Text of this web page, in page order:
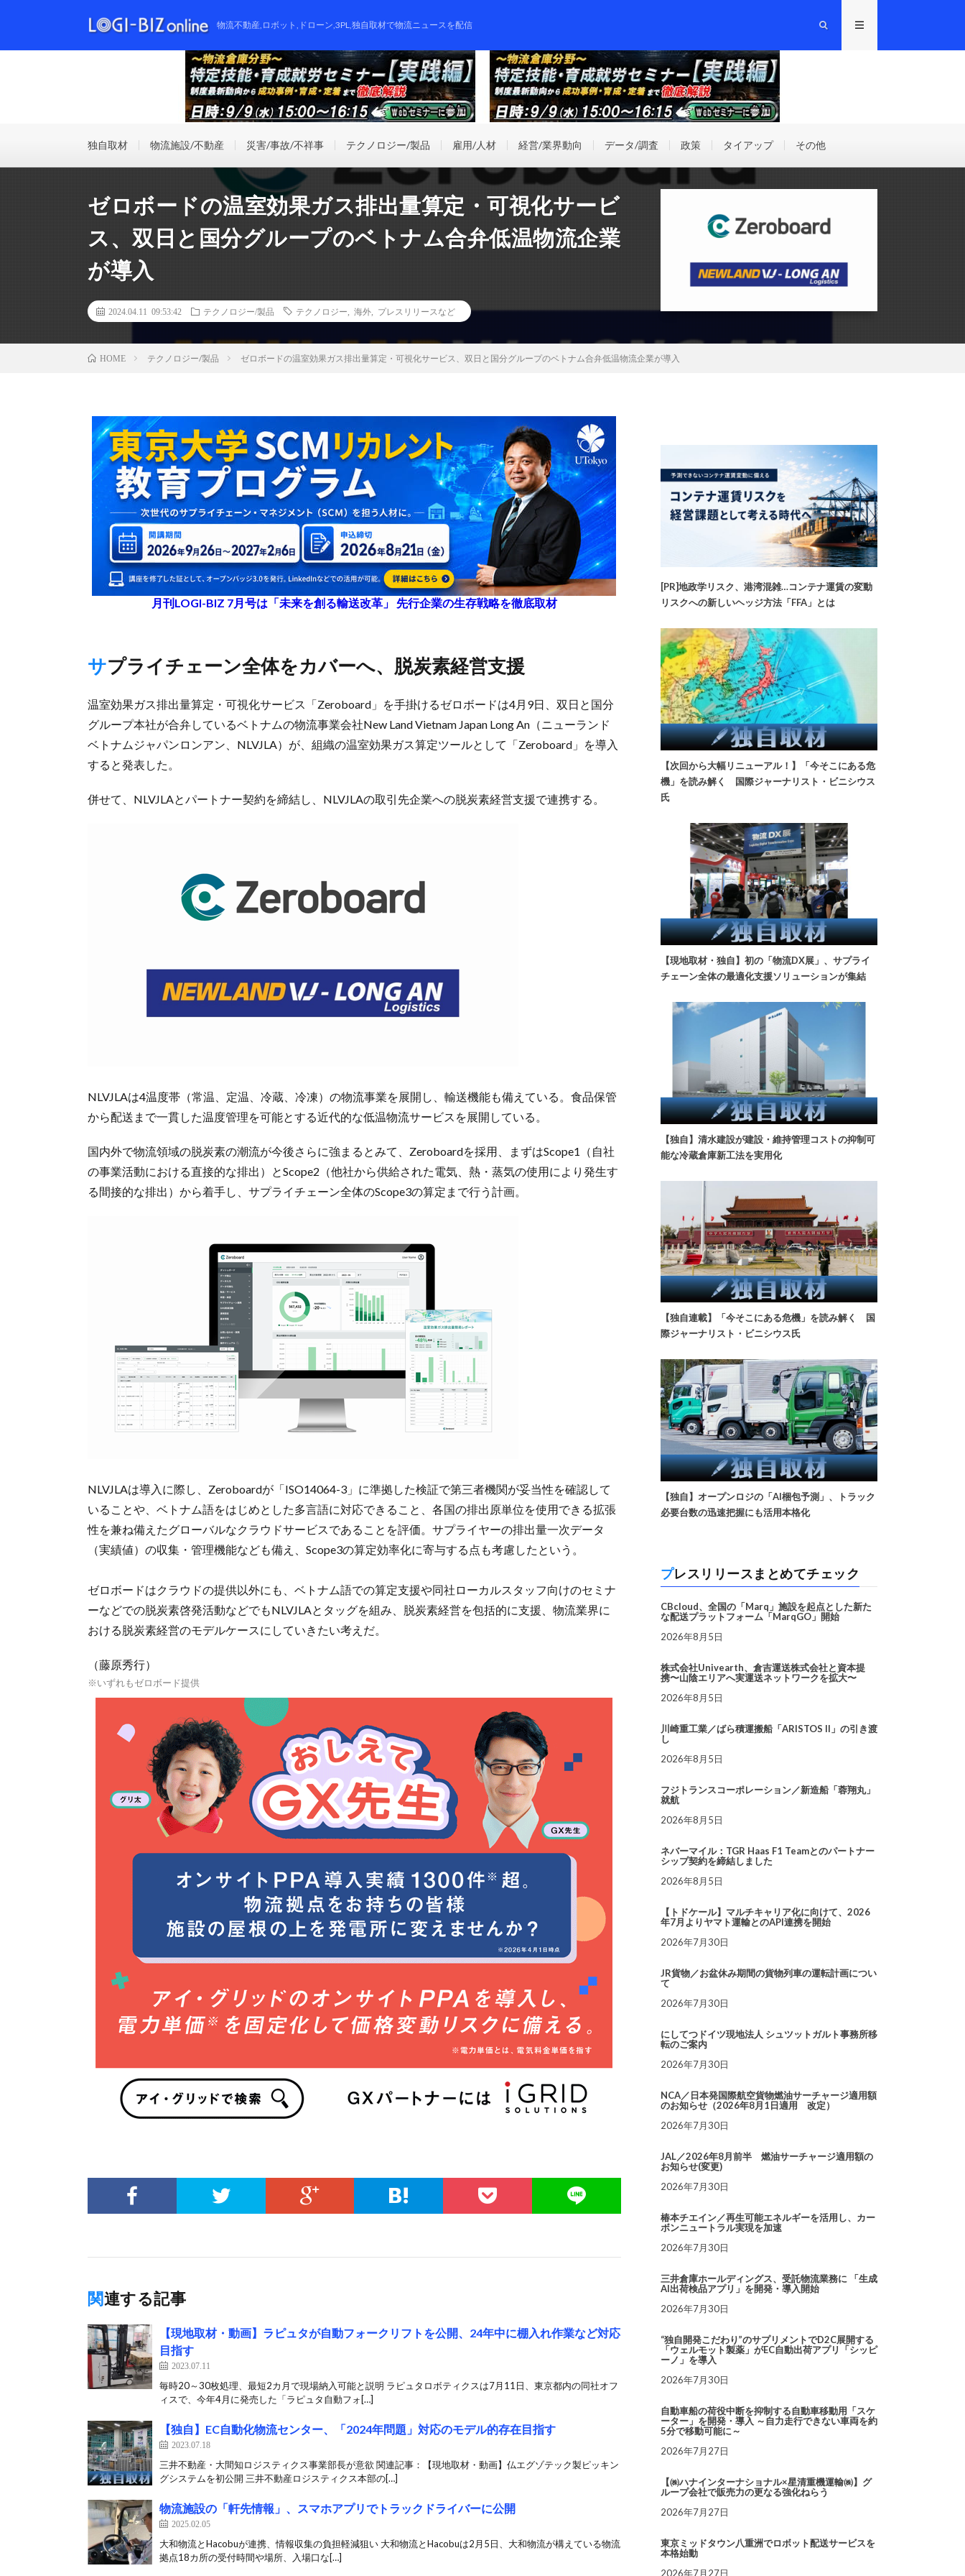
物流不動産,ロボット,ドローン,3PL,独自取材で物流ニュースを配信
独自取材 物流施設/不動産 災害/事故/不祥事 テクノロジー/製品 雇用/人材 経営/業界動向 データ/調査 政策 タイアップ その他
ゼロボードの温室効果ガス排出量算定・可視化サービ
ス、双日と国分グループのベトナム合弁低温物流企業
が導入
2024.04.11 09:53:42 テクノロジー/製品 テクノロジー 海外 プレスリリースなど
HOME テクノロジー/製品 ゼロボードの温室効果ガス排出量算定・可視化サービス、双日と国分グループのベトナム合弁低温物流企業が導入
月刊LOGI-BIZ 7月号は「未来を創る輸送改革」 先行企業の生存戦略を徹底取材
サプライチェーン全体をカバーへ、脱炭素経営支援
温室効果ガス排出量算定・可視化サービス「Zeroboard」を手掛けるゼロボードは4月9日、双日と国分
グループ本社が合弁しているベトナムの物流事業会社New Land Vietnam Japan Long An（ニューランド
ベトナムジャパンロンアン、NLVJLA）が、組織の温室効果ガス算定ツールとして「Zeroboard」を導入
すると発表した。
併せて、NLVJLAとパートナー契約を締結し、NLVJLAの取引先企業への脱炭素経営支援で連携する。
NLVJLAは4温度帯（常温、定温、冷蔵、冷凍）の物流事業を展開し、輸送機能も備えている。食品保管
から配送まで一貫した温度管理を可能とする近代的な低温物流サービスを展開している。
国内外で物流領域の脱炭素の潮流が今後さらに強まるとみて、Zeroboardを採用、まずはScope1（自社
の事業活動における直接的な排出）とScope2（他社から供給された電気、熱・蒸気の使用により発生す
る間接的な排出）から着手し、サプライチェーン全体のScope3の算定まで行う計画。
NLVJLAは導入に際し、Zeroboardが「ISO14064-3」に準拠した検証で第三者機関が妥当性を確認して
いることや、ベトナム語をはじめとした多言語に対応できること、各国の排出原単位を使用できる拡張
性を兼ね備えたグローバルなクラウドサービスであることを評価。サプライヤーの排出量一次データ
（実績値）の収集・管理機能なども備え、Scope3の算定効率化に寄与する点も考慮したという。
ゼロボードはクラウドの提供以外にも、ベトナム語での算定支援や同社ローカルスタッフ向けのセミナ
ーなどでの脱炭素啓発活動などでもNLVJLAとタッグを組み、脱炭素経営を包括的に支援、物流業界に
おける脱炭素経営のモデルケースにしていきたい考えだ。
（藤原秀行）
※いずれもゼロボード提供
関連する記事
【現地取材・動画】ラピュタが自動フォークリフトを公開、24年中に棚入れ作業など対応
目指す
2023.07.11
毎時20～30枚処理、最短2カ月で現場納入可能と説明 ラピュタロボティクスは7月11日、東京都内の同社オフ
ィスで、今年4月に発売した「ラピュタ自動フォ[…]
【独自】EC自動化物流センター、「2024年問題」対応のモデル的存在目指す
2023.07.18
三井不動産・大間知ロジスティクス事業部長が意欲 関連記事：【現地取材・動画】仏エグゾテック製ピッキン
グシステムを初公開 三井不動産ロジスティクス本部の[…]
物流施設の「軒先情報」、スマホアプリでトラックドライバーに公開
2025.02.05
大和物流とHacobuが連携、情報収集の負担軽減狙い 大和物流とHacobuは2月5日、大和物流が構えている物流
拠点18カ所の受付時間や場所、入場口な[…]
[PR]地政学リスク、港湾混雑…コンテナ運賃の変動
リスクへの新しいヘッジ方法「FFA」とは
【次回から大幅リニューアル！】「今そこにある危
機」を読み解く 国際ジャーナリスト・ビニシウス
氏
【現地取材・独自】初の「物流DX展」、サプライ
チェーン全体の最適化支援ソリューションが集結
【独自】清水建設が建設・維持管理コストの抑制可
能な冷蔵倉庫新工法を実用化
【独自連載】「今そこにある危機」を読み解く 国
際ジャーナリスト・ビニシウス氏
【独自】オープンロジの「AI梱包予測」、トラック
必要台数の迅速把握にも活用本格化
プレスリリースまとめてチェック
CBcloud、全国の「Marq」施設を起点とした新た
な配送プラットフォーム「MarqGO」開始
2026年8月5日
株式会社Univearth、倉吉運送株式会社と資本提
携〜山陰エリアへ実運送ネットワークを拡大〜
2026年8月5日
川崎重工業／ばら積運搬船「ARISTOS II」の引き渡
し
2026年8月5日
フジトランスコーポレーション／新造船「蓉翔丸」
就航
2026年8月5日
ネバーマイル：TGR Haas F1 Teamとのパートナー
シップ契約を締結しました
2026年8月5日
【トドケール】マルチキャリア化に向けて、2026
年7月よりヤマト運輸とのAPI連携を開始
2026年7月30日
JR貨物／お盆休み期間の貨物列車の運転計画につい
て
2026年7月30日
にしてつドイツ現地法人 シュツットガルト事務所移
転のご案内
2026年7月30日
NCA／日本発国際航空貨物燃油サーチャージ適用額
のお知らせ（2026年8月1日適用 改定）
2026年7月30日
JAL／2026年8月前半 燃油サーチャージ適用額の
お知らせ(変更)
2026年7月30日
椿本チエイン／再生可能エネルギーを活用し、カー
ボンニュートラル実現を加速
2026年7月30日
三井倉庫ホールディングス、受託物流業務に 「生成
AI出荷検品アプリ」を開発・導入開始
2026年7月30日
“独自開発こだわり”のサプリメントでD2C展開する
「ウェルモット製薬」がEC自動出荷アプリ「シッピ
ーノ」を導入
2026年7月30日
自動車船の荷役中断を抑制する自動車移動用「スケ
ーター」を開発・導入 ～自力走行できない車両を約
5分で移動可能に～
2026年7月27日
【㈱ハナインターナショナル×星清重機運輸㈱】グ
ループ会社で販売力の更なる強化ねらう
2026年7月27日
東京ミッドタウン八重洲でロボット配送サービスを
本格始動
2026年7月27日